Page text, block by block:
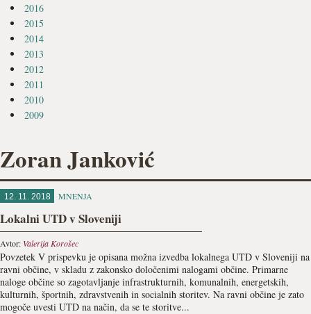
2016
2015
2014
2013
2012
2011
2010
2009
Zoran Janković
12. 11. 2018 MNENJA
Lokalni UTD v Sloveniji
Avtor: Valerija Korošec
Povzetek V prispevku je opisana možna izvedba lokalnega UTD v Sloveniji na
ravni občine, v skladu z zakonsko določenimi nalogami občine. Primarne
naloge občine so zagotavljanje infrastrukturnih, komunalnih, energetskih,
kulturnih, športnih, zdravstvenih in socialnih storitev. Na ravni občine je zato
mogoče uvesti UTD na način, da se te storitve...